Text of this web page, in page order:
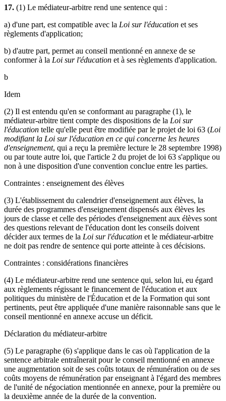
17. (1) Le médiateur-arbitre rend une sentence qui :
a) d'une part, est compatible avec la Loi sur l'éducation et ses
règlements d'application;
b) d'autre part, permet au conseil mentionné en annexe de se
conformer à la Loi sur l'éducation et à ses règlements d'application.
b
Idem
(2) Il est entendu qu'en se conformant au paragraphe (1), le
médiateur-arbitre tient compte des dispositions de la Loi sur
l'éducation telle qu'elle peut être modifiée par le projet de loi 63 (Loi
modifiant la Loi sur l'éducation en ce qui concerne les heures
d'enseignement, qui a reçu la première lecture le 28 septembre 1998)
ou par toute autre loi, que l'article 2 du projet de loi 63 s'applique ou
non à une disposition d'une convention conclue entre les parties.
Contraintes : enseignement des élèves
(3) L'établissement du calendrier d'enseignement aux élèves, la
durée des programmes d'enseignement dispensés aux élèves les
jours de classe et celle des périodes d'enseignement aux élèves sont
des questions relevant de l'éducation dont les conseils doivent
décider aux termes de la Loi sur l'éducation et le médiateur-arbitre
ne doit pas rendre de sentence qui porte atteinte à ces décisions.
Contraintes : considérations financières
(4) Le médiateur-arbitre rend une sentence qui, selon lui, eu égard
aux règlements régissant le financement de l'éducation et aux
politiques du ministère de l'Éducation et de la Formation qui sont
pertinents, peut être appliquée d'une manière raisonnable sans que le
conseil mentionné en annexe accuse un déficit.
Déclaration du médiateur-arbitre
(5) Le paragraphe (6) s'applique dans le cas où l'application de la
sentence arbitrale entraînerait pour le conseil mentionné en annexe
une augmentation soit de ses coûts totaux de rémunération ou de ses
coûts moyens de rémunération par enseignant à l'égard des membres
de l'unité de négociation mentionnée en annexe, pour la première ou
la deuxième année de la durée de la convention.